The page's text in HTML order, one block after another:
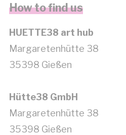
How to find us
HUETTE38 art hub
Margaretenhütte 38
35398 Gießen
Hütte38 GmbH
Margaretenhütte 38
35398 Gießen